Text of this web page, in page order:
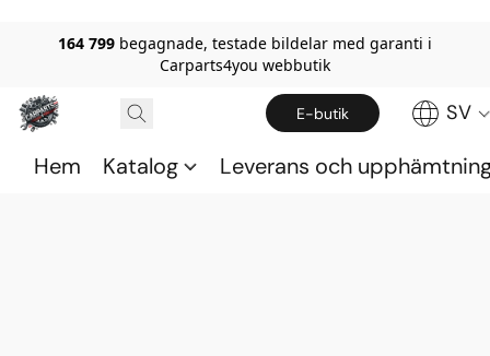
164 799 begagnade, testade bildelar med garanti i
Carparts4you webbutik
E-butik SV
Hem Katalog Leverans och